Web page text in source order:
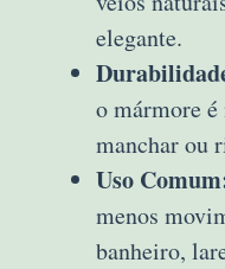
elegante.
o mármore é
manchar ou
Uso
menos
banheiro,